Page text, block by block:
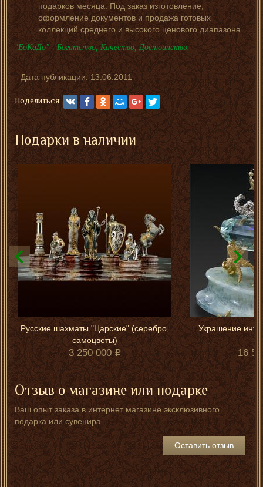
подарков месяца. Под заказ изготовление,
оформление документов и продажа готовых
коллекций среднего и высокого ценового диапазона.
"БоКаДо" - Богатство, Качество, Достоинство.
Дата публикации:13.06.2011
Поделиться:
Подарки в наличии
Русские шахматы "Царские" (серебро,
самоцветы)
3 250 000
Украшение
16
Отзыв о магазине или подарке
Ваш опыт заказа в интернет магазине эксклюзивного
подарка или сувенира.
Оставить отзыв